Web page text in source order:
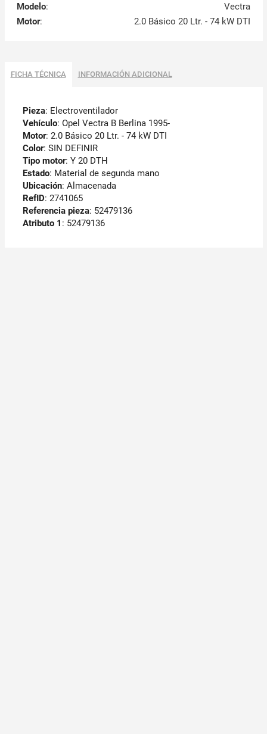
Modelo:
Vectra
Motor: 2.0 Básico 20 Ltr. - 74 kW DTI
FICHA TÉCNICA INFORMACIÓN ADICIONAL
Pieza: Electroventilador
Vehículo: Opel Vectra B Berlina 1995-
Motor: 2.0 Básico 20 Ltr. - 74 kW DTI
Color: SIN DEFINIR
Tipo motor: Y 20 DTH
Estado: Material de segunda mano
Ubicación: Almacenada
RefID: 2741065
Referencia pieza: 52479136
Atributo 1 : 52479136